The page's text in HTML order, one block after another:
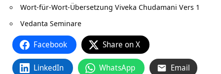
Wort-für-Wort-Übersetzung Viveka Chudamani Vers 1
Vedanta Seminare
Facebook Share on X
LinkedIn WhatsApp Email